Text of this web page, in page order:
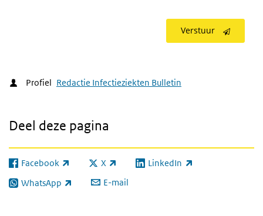
Verstuur
Profiel Redactie Infectieziekten Bulletin
Deel deze pagina
Facebook
(externe link) X
(externe link) LinkedIn
(externe link)
WhatsApp
(externe link) E-mail